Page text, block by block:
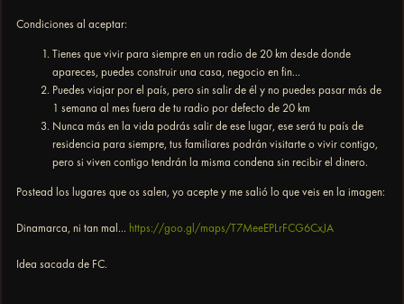
Condiciones al aceptar:
Tienes que vivir para siempre en un radio de 20 km desde donde
apareces, puedes construir una casa, negocio en fin...
Puedes viajar por el país, pero sin salir de él y no puedes pasar más de
1 semana al mes fuera de tu radio por defecto de 20 km
Nunca más en la vida podrás salir de ese lugar, ese será tu país de
residencia para siempre, tus familiares podrán visitarte o vivir contigo,
pero si viven contigo tendrán la misma condena sin recibir el dinero.
Postead los lugares que os salen, yo acepte y me salió lo que veis en la imagen:
Dinamarca, ni tan mal... https://goo.gl/maps/T7MeeEPLrFCG6CxJA
Idea sacada de FC.